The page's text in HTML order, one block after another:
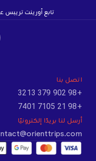
تابع أورينت تريبس
اتصل بنا
+98 902 379 3213
+98 21 7105 7401
أرسل لنا بريدًا إلكترونيًا